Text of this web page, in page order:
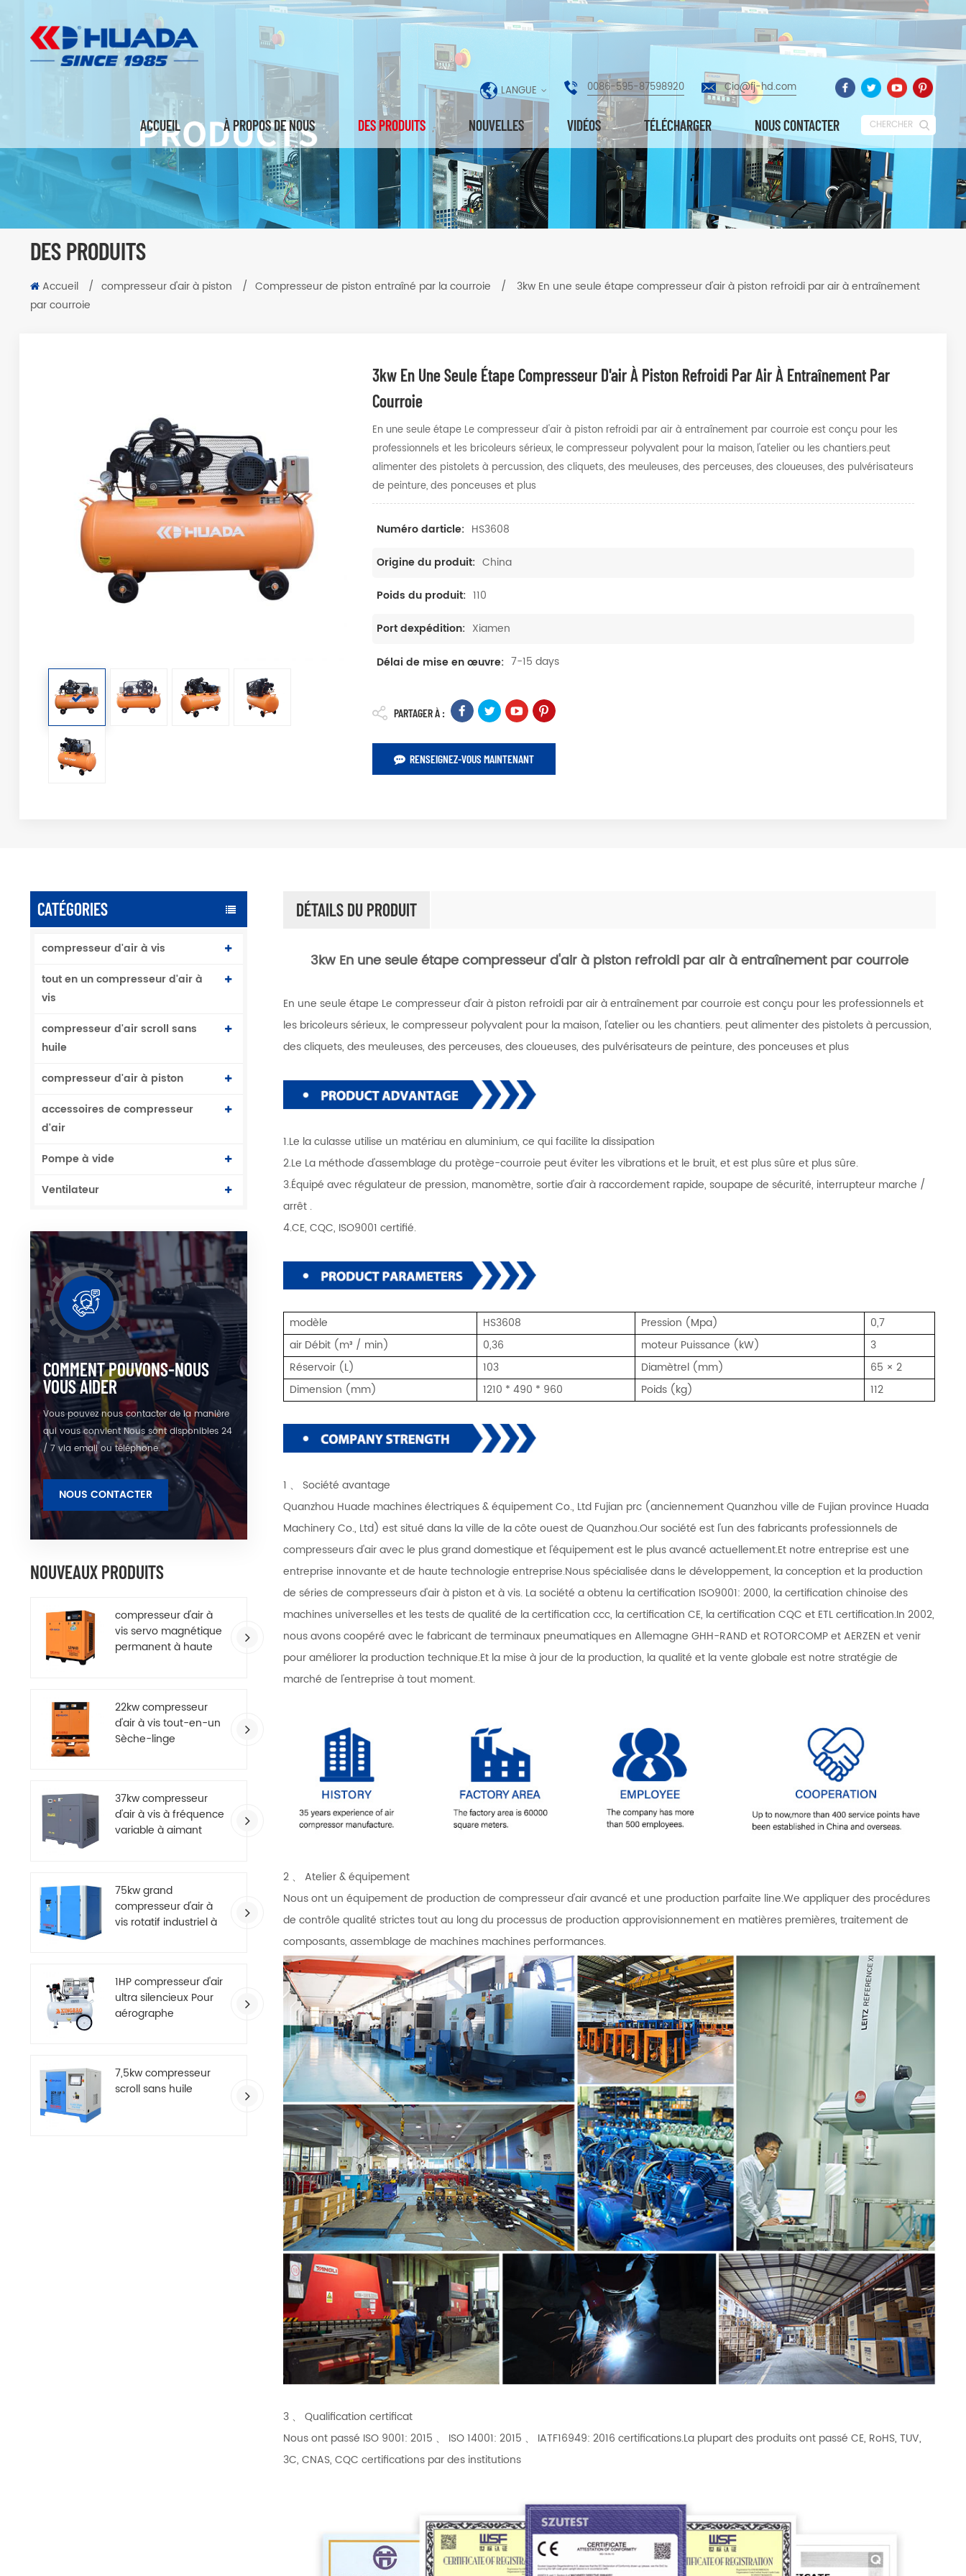
LANGUE 0086-595-87598920 Cio@fj-hd.com
ACCUEIL À PROPOS DE NOUS DES PRODUITS NOUVELLES VIDÉOS TÉLÉCHARGER NOUS CONTACTER CHERCHER
DES PRODUITS
Accueil / compresseur d'air à piston / Compresseur de piston entraîné par la courroie /
3kw En une seule étape compresseur d'air à piston refroidi par air à entraînement
par courroie
3kw En Une Seule Étape Compresseur D'air À Piston Refroidi Par Air À Entraînement Par
Courroie
En une seule étape Le compresseur d'air à piston refroidi par air à entraînement par courroie est conçu pour les
professionnels et les bricoleurs sérieux, le compresseur polyvalent pour la maison, l'atelier ou les chantiers.peut
alimenter des pistolets à percussion, des cliquets, des meuleuses, des perceuses, des cloueuses, des pulvérisateurs
de peinture, des ponceuses et plus
Numéro darticle: HS3608
Origine du produit: China
Poids du produit: 110
Port dexpédition: Xiamen
Délai de mise en œuvre: 7-15 days
PARTAGER À :
RENSEIGNEZ-VOUS MAINTENANT
CATÉGORIES
compresseur d'air à vis
tout en un compresseur d'air à
vis
compresseur d'air scroll sans
huile
compresseur d'air à piston
accessoires de compresseur
d'air
Pompe à vide
Ventilateur
COMMENT POUVONS-NOUS
VOUS AIDER
Vous pouvez nous contacter de la manière
qui vous convient Nous sont disponibles 24
/ 7 via email ou téléphone.
NOUS CONTACTER
NOUVEAUX PRODUITS
compresseur d'air à
vis servo magnétique
permanent à haute
22kw compresseur
d'air à vis tout-en-un
Sèche-linge
37kw compresseur
d'air à vis à fréquence
variable à aimant
75kw grand
compresseur d'air à
vis rotatif industriel à
1HP compresseur d'air
ultra silencieux Pour
aérographe
7,5kw compresseur
scroll sans huile
DÉTAILS DU PRODUIT
3kw En une seule étape compresseur d'air à piston refroidi par air à entraînement par courroie
En une seule étape Le compresseur d'air à piston refroidi par air à entraînement par courroie est conçu pour les professionnels et
les bricoleurs sérieux, le compresseur polyvalent pour la maison, l'atelier ou les chantiers. peut alimenter des pistolets à percussion,
des cliquets, des meuleuses, des perceuses, des cloueuses, des pulvérisateurs de peinture, des ponceuses et plus
1.Le la culasse utilise un matériau en aluminium, ce qui facilite la dissipation
2.Le La méthode d'assemblage du protège-courroie peut éviter les vibrations et le bruit, et est plus sûre et plus sûre.
3.Équipé avec régulateur de pression, manomètre, sortie d'air à raccordement rapide, soupape de sécurité, interrupteur marche /
arrêt .
4.CE, CQC, ISO9001 certifié.
modèle HS3608 Pression (Mpa)
0,7
air Débit (m³ / min)
0,36 moteur Puissance (kW)
3
Réservoir (L)
103 Diamètrel (mm)
65 × 2
Dimension (mm)
1210 * 490 * 960 Poids (kg) 112
1 、 Société avantage
Quanzhou Huade machines électriques & équipement Co., Ltd Fujian prc (anciennement Quanzhou ville de Fujian province Huada
Machinery Co., Ltd) est situé dans la ville de la côte ouest de Quanzhou.Our société est l'un des fabricants professionnels de
compresseurs d'air avec le plus grand domestique et l'équipement est le plus avancé actuellement.Et notre entreprise est une
entreprise innovante et de haute technologie entreprise.Nous spécialisée dans le développement, la conception et la production
de séries de compresseurs d'air à piston et à vis. La société a obtenu la certification ISO9001: 2000, la certification chinoise des
machines universelles et les tests de qualité de la certification ccc, la certification CE, la certification CQC et ETL certification.In 2002,
nous avons coopéré avec le fabricant de terminaux pneumatiques en Allemagne GHH-RAND et ROTORCOMP et AERZEN et venir
pour améliorer la production technique.Et la mise à jour de la production, la qualité et la vente globale est notre stratégie de
marché de l'entreprise à tout moment.
2 、 Atelier & équipement
Nous ont un équipement de production de compresseur d'air avancé et une production parfaite line.We appliquer des procédures
de contrôle qualité strictes tout au long du processus de production approvisionnement en matières premières, traitement de
composants, assemblage de machines machines performances.
3 、 Qualification certificat
Nous ont passé ISO 9001: 2015 、 ISO 14001: 2015 、 IATF16949: 2016 certifications.La plupart des produits ont passé CE, RoHS, TUV,
3C, CNAS, CQC certifications par des institutions